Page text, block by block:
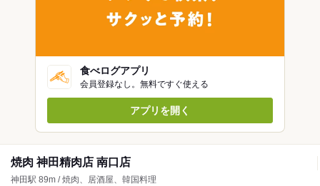
食べログアプリ
会員登録なし。無料ですぐ使える
アプリを開く
焼肉 神田精肉店 南口店
神田駅 89m / 焼肉、居酒屋、韓国料理